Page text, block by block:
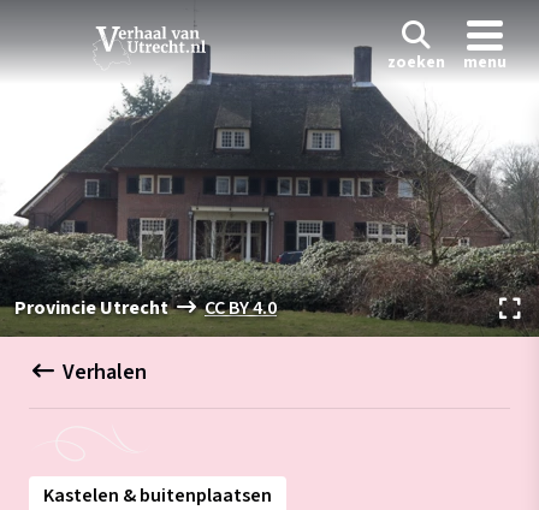
zoeken menu
Provincie Utrecht CC BY 4.0
Verhalen
Kastelen & buitenplaatsen